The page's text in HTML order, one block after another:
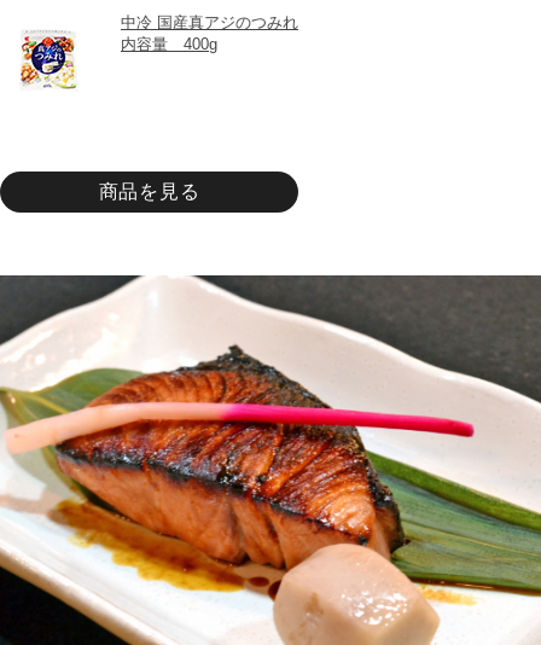
中冷 国産真アジのつみれ
内容量　400g
商品を見る